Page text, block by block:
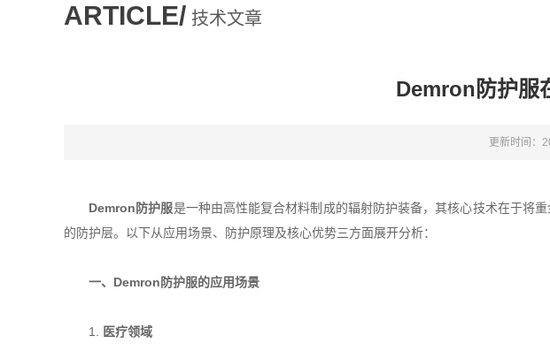
ARTICLE/ 技术文章
Demron防护服
更新时间：
Demron防护服是一种由高性能复合材料制成的辐射防护装备，其核心技术在于将
的防护层。以下从应用场景、防护原理及核心优势三方面展开分析：
​一、Demron防护服的应用场景​
1. ​ ​医疗领域​